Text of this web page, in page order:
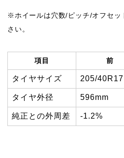
※ホイールは穴数/ピッチ/オフセッ
さい。
項目 前
タイヤサイズ 205/40R17
タイヤ外径 596mm
純正との外周差 -1.2%